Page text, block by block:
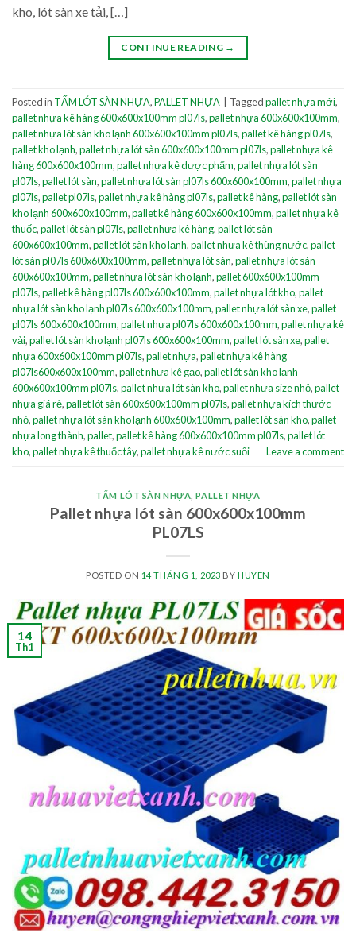
kho, lót sàn xe tải, […]
CONTINUE READING →
Posted in TẤM LÓT SÀN NHỰA,PALLET NHỰA Taggedpallet nhựa mới,
pallet nhựa kê hàng 600x600x100mm pl07ls,pallet nhựa 600x600x100mm,
pallet nhựa lót sàn kho lạnh 600x600x100mm pl07ls,pallet kê hàng pl07ls,
pallet kho lạnh,pallet nhựa lót sàn 600x600x100mm pl07ls,pallet nhựa kê
hàng 600x600x100mm,pallet nhựa kê dược phẩm,pallet nhựa lót sàn
pl07ls,pallet lót sàn,pallet nhựa lót sàn pl07ls 600x600x100mm,pallet nhựa
pl07ls,pallet pl07ls,pallet nhựa kê hàng pl07ls,pallet kê hàng,pallet lót sàn
kho lạnh 600x600x100mm,pallet kê hàng 600x600x100mm,pallet nhựa kê
thuốc,pallet lót sàn pl07ls,pallet nhựa kê hàng,pallet lót sàn
600x600x100mm,pallet lót sàn kho lạnh,pallet nhựa kê thùng nước,pallet
lót sàn pl07ls 600x600x100mm,pallet nhựa lót sàn,pallet nhựa lót sàn
600x600x100mm,pallet nhựa lót sàn kho lạnh,pallet 600x600x100mm
pl07ls,pallet kê hàng pl07ls 600x600x100mm,pallet nhựa lót kho,pallet
nhựa lót sàn kho lạnh pl07ls 600x600x100mm,pallet nhựa lót sàn xe,pallet
pl07ls 600x600x100mm,pallet nhựa pl07ls 600x600x100mm,pallet nhựa kê
vải,pallet lót sàn kho lạnh pl07ls 600x600x100mm,pallet lót sàn xe,pallet
nhựa 600x600x100mm pl07ls,pallet nhựa,pallet nhựa kê hàng
pl07ls600x600x100mm,pallet nhựa kê gạo,pallet lót sàn kho lạnh
600x600x100mm pl07ls,pallet nhựa lót sàn kho,pallet nhựa size nhỏ,pallet
nhựa giá rẻ,pallet lót sàn 600x600x100mm pl07ls,pallet nhựa kích thước
nhỏ,pallet nhựa lót sàn kho lạnh 600x600x100mm,pallet lót sàn kho,pallet
nhựa long thành,pallet,pallet kê hàng 600x600x100mm pl07ls,pallet lót
kho,pallet nhựa kê thuốc tây,pallet nhựa kê nước suối Leave a comment
TẤM LÓT SÀN NHỰA ,PALLET NHỰA
Pallet nhựa lót sàn 600x600x100mm
PL07LS
POSTED ON 14 THÁNG 1, 2023 BY HUYEN
14
Th1